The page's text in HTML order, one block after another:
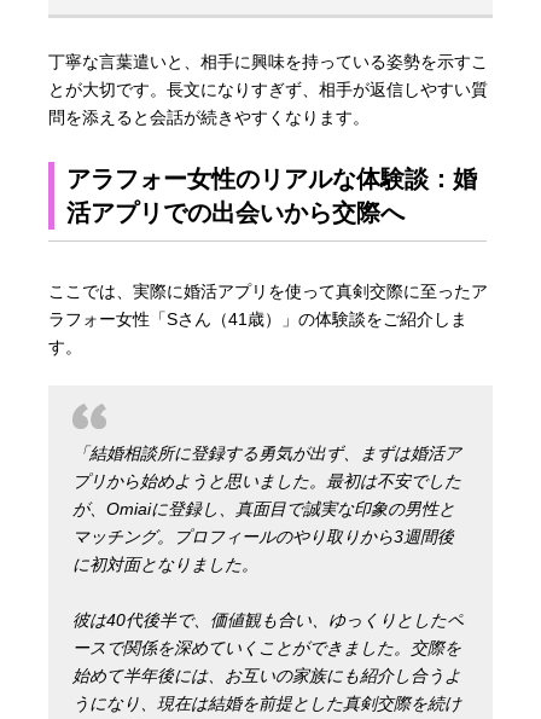
丁寧な言葉遣いと、相手に興味を持っている姿勢を示すこ
とが大切です。長文になりすぎず、相手が返信しやすい質
問を添えると会話が続きやすくなります。
アラフォー女性のリアルな体験談：婚
活アプリでの出会いから交際へ
ここでは、実際に婚活アプリを使って真剣交際に至ったア
ラフォー女性「Sさん（41歳）」の体験談をご紹介しま
す。
「結婚相談所に登録する勇気が出ず、まずは婚活ア
プリから始めようと思いました。最初は不安でした
が、Omiaiに登録し、真面目で誠実な印象の男性と
マッチング。プロフィールのやり取りから3週間後
に初対面となりました。
彼は40代後半で、価値観も合い、ゆっくりとしたペ
ースで関係を深めていくことができました。交際を
始めて半年後には、お互いの家族にも紹介し合うよ
うになり、現在は結婚を前提とした真剣交際を続け